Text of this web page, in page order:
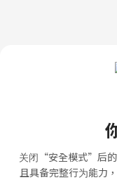
关闭“安全模式”后的
且具备完整行为能力